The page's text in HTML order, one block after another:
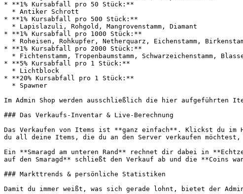
* **1% Kursabfall pro 50 Stück:**
* **1% Kursabfall pro 500 Stück:**
* **1% Kursabfall pro 1000 Stück:**
* **1% Kursabfall pro 2000 Stück:**
* **5% Kursabfall pro 1 Stück:**
* **20% Kursabfall pro 1 Stück:**
Im Admin Shop werden ausschließlich die hier aufgeführten
### Das Verkaufs-Inventar & Live-Berechnung
Das Verkaufen von Items ist **ganz einfach**. Klickst du
du all deine Items, die du an den Server verkaufen
Ein **Smaragd am unteren Rand** rechnet dir dabei in
auf den Smaragd** schließt den Verkauf ab und die **Coins
### Markttrends & persönliche Statistiken
Damit du immer weißt, was sich gerade lohnt, bietet der